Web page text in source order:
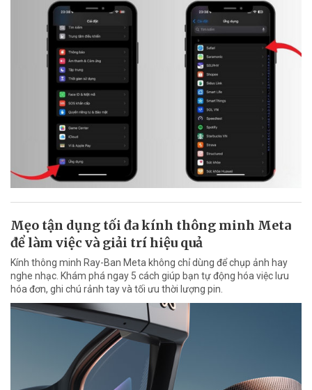
Mẹo tận dụng tối đa kính thông minh Meta
để làm việc và giải trí hiệu quả
Kính thông minh Ray-Ban Meta không chỉ dùng để chụp ảnh hay
nghe nhạc. Khám phá ngay 5 cách giúp bạn tự động hóa việc lưu
hóa đơn, ghi chú rảnh tay và tối ưu thời lượng pin.